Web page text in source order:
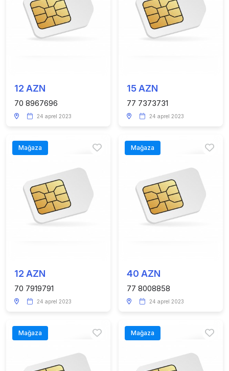
12 AZN
70 8967696
24 aprel 2023
15 AZN
77 7373731
24 aprel 2023
Mağaza
12 AZN
70 7919791
24 aprel 2023
Mağaza
40 AZN
77 8008858
24 aprel 2023
Mağaza Mağaza